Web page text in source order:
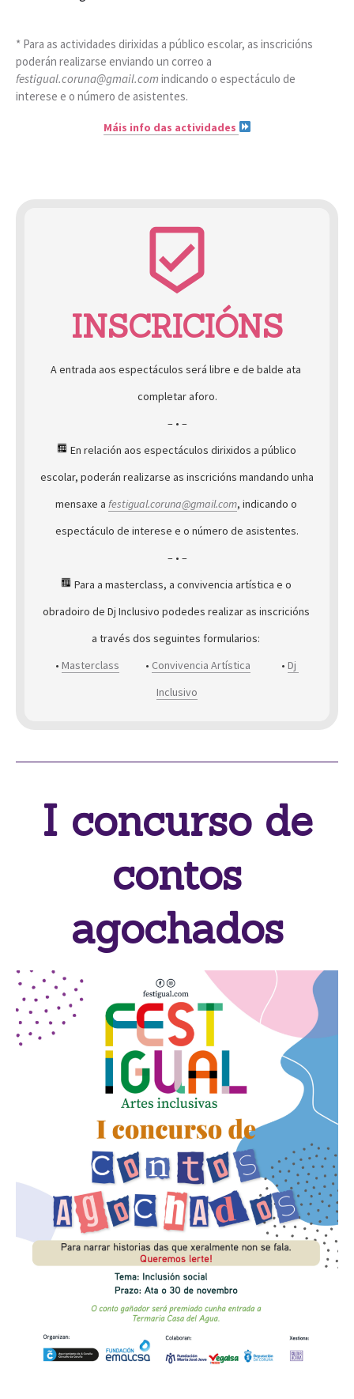
* Para as actividades dirixidas a público escolar, as inscricións
poderán realizarse enviando un correo a
festigual.coruna@gmail.com indicando o espectáculo de
interese e o número de asistentes.
Máis info das actividades
beenhere
INSCRICIÓNS
A entrada aos espectáculos será libre e de balde ata
completar aforo.
– • –
En relación aos espectáculos dirixidos a público
escolar, poderán realizarse as inscricións mandando unha
mensaxe a festigual.coruna@gmail.com, indicando o
espectáculo de interese e o número de asistentes.
– • –
Para a masterclass, a convivencia artística e o
obradoiro de Dj Inclusivo podedes realizar as inscricións
a través dos seguintes formularios:
• Masterclass
           •
Convivencia Artística
             •
Dj
Inclusivo
I concurso de
contos
agochados